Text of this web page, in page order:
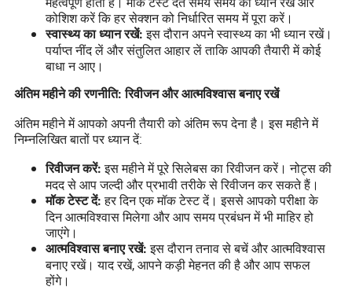
कोशिश करें कि हर सेक्शन को निर्धारित समय में पूरा करें।
स्वास्थ्य का ध्यान रखें: इस दौरान अपने स्वास्थ्य का भी ध्यान रखें।
पर्याप्त नींद लें और संतुलित आहार लें ताकि आपकी तैयारी में कोई
बाधा न आए।
अंतिम महीने की रणनीति: रिवीजन और आत्मविश्वास बनाए रखें
अंतिम महीने में आपको अपनी तैयारी को अंतिम रूप देना है। इस महीने में
निम्नलिखित बातों पर ध्यान दें:
रिवीजन करें: इस महीने में पूरे सिलेबस का रिवीजन करें। नोट्स की
मदद से आप जल्दी और प्रभावी तरीके से रिवीजन कर सकते हैं।
मॉक टेस्ट दें: हर दिन एक मॉक टेस्ट दें। इससे आपको परीक्षा के
दिन आत्मविश्वास मिलेगा और आप समय प्रबंधन में भी माहिर हो
जाएंगे।
आत्मविश्वास बनाए रखें: इस दौरान तनाव से बचें और आत्मविश्वास
बनाए रखें। याद रखें, आपने कड़ी मेहनत की है और आप सफल
होंगे।